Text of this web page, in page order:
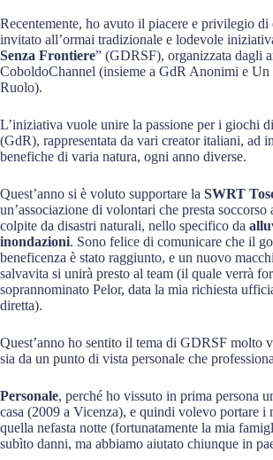
Recentemente, ho avuto il piacere e privilegio di
invitato all’ormai tradizionale e lodevole
Senza Frontiere” (GDRSF), organizzata dagli
CoboldoChannel (insieme a GdR Anonimi e Un
Ruolo).
L’iniziativa vuole unire la passione per i giochi
(GdR), rappresentata da vari creator italiani, ad
benefiche di varia natura, ogni anno diverse.
Quest’anno si è voluto supportare la SWRT
un’associazione di volontari che presta soccorso
colpite da disastri naturali, nello specifico da
inondazioni. Sono felice di comunicare che il
beneficenza è stato raggiunto, e un nuovo
salvavita si unirà presto al team (il quale verrà
soprannominato Pelor, data la mia richiesta
diretta).
Quest’anno ho sentito il tema di GDRSF molto
sia da un punto di vista personale che
Personale, perché ho vissuto in prima persona
casa (2009 a Vicenza), e quindi volevo portare i
quella nefasta notte (fortunatamente la mia
subìto danni, ma abbiamo aiutato chiunque in